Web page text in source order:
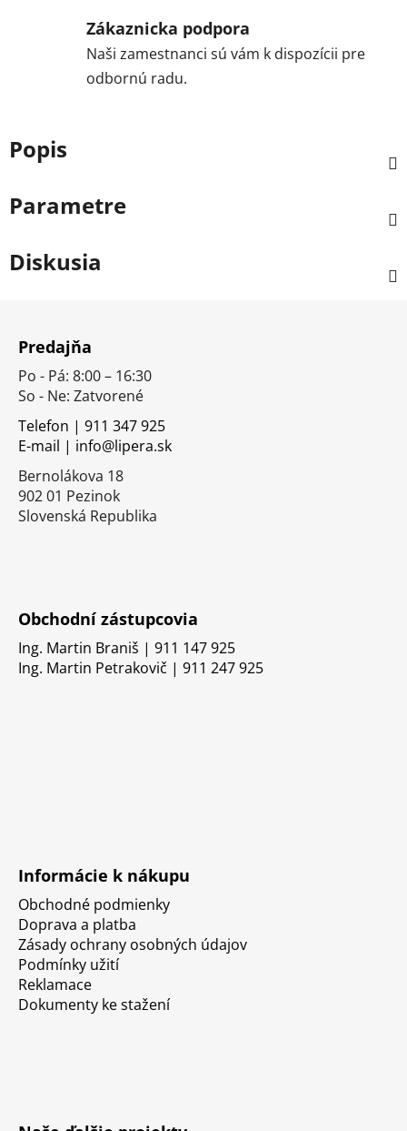
Zákaznicka podpora
Naši zamestnanci sú vám k dispozícii pre
odbornú radu.
Popis
Parametre
Diskusia
Predajňa
Po - Pá: 8:00 – 16:30
So - Ne: Zatvorené
Telefon | 911 347 925
E-mail | info@lipera.sk
Bernolákova 18
902 01 Pezinok
Slovenská Republika
Obchodní zástupcovia
Ing. Martin Braniš | 911 147 925
Ing. Martin Petrakovič | 911 247 925
Informácie k nákupu
Obchodné podmienky
Doprava a platba
Zásady ochrany osobných údajov
Podmínky užití
Reklamace
Dokumenty ke stažení